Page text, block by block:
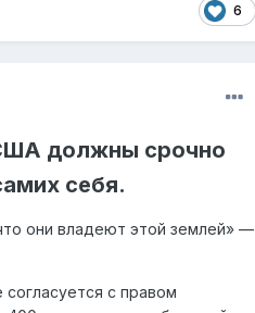
6
должны срочно
себя.
они владеют этой землей» —
с правом